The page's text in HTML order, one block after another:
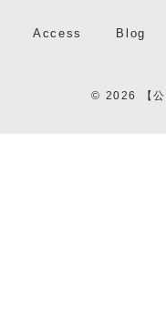
Access Blog
© 2026 【公